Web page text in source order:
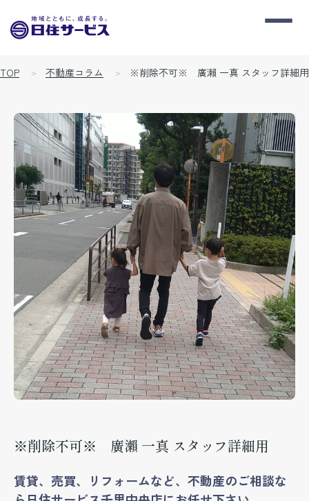
不動産コラム ※削除不可※ 廣瀨 一真 スタッフ詳細用
※削除不可※ 廣瀨 一真 スタッフ詳細用
賃貸、売買、リフォームなど、不動産のご相談な